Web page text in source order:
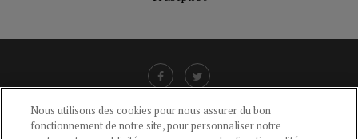
LIENS UTILES
Nous utilisons des cookies pour nous assurer du bon
fonctionnement de notre site, pour personnaliser notre